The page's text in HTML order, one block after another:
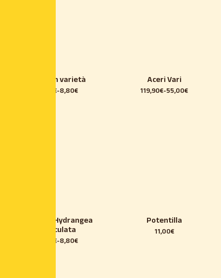
Abelia in varietà
8,80€
-
€
Aceri Vari
55,00€
-
119,90€
Ortensia Hydrangea
Paniculata
8,80€
-
€
Potentilla
11,00€